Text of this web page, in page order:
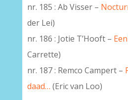
nr. 185 : Ab Visser –
der Lei)
nr. 186 : Jotie T’Hooft –
Carrette)
nr. 187 : Remco Campert –
daad… (Eric van Loo)